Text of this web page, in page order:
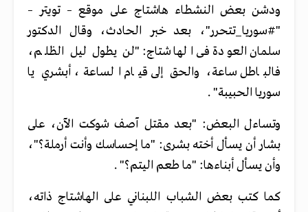
ودشن بعض النشطاء هاشتاج على موقع – تويتر –
"#سوريا_تتحرر"، بعد خبر الحادث، وقال الدكتور
سلمان العودة فى الهاشتاج: "لن يطول ليل الظلم،
فالباطل ساعة، والحق إلى قيام الساعة، أبشري يا
سوريا الحبيبة" .
وتساءل البعض: "بعد مقتل آصف شوكت الآن، على
بشار أن يسأل أخته بشرى: "ما إحساسك وأنت أرملة؟"،
وأن يسأل أبناءها: "ما طعم اليتم؟" .
كما كتب بعض الشباب اللبناني على الهاشتاج ذاته،